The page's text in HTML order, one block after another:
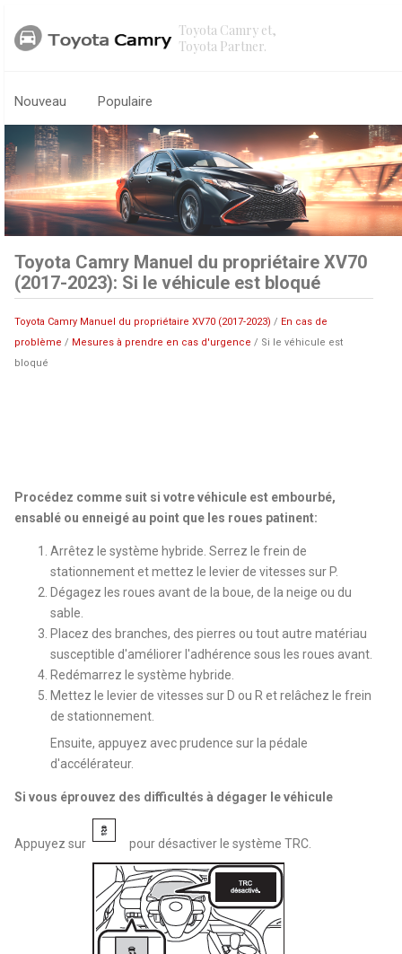
Toyota Camry et,
Toyota Partner.
Nouveau Populaire
Toyota Camry Manuel du propriétaire XV70
(2017-2023): Si le véhicule est bloqué
Toyota Camry Manuel du propriétaire XV70 (2017-2023) / En cas de
problème / Mesures à prendre en cas d'urgence / Si le véhicule est
bloqué
Procédez comme suit si votre véhicule est embourbé,
ensablé ou enneigé au point que les roues patinent:
Arrêtez le système hybride. Serrez le frein de
stationnement et mettez le levier de vitesses sur P.
Dégagez les roues avant de la boue, de la neige ou du
sable.
Placez des branches, des pierres ou tout autre matériau
susceptible d'améliorer l'adhérence sous les roues avant.
Redémarrez le système hybride.
Mettez le levier de vitesses sur D ou R et relâchez le frein
de stationnement.
Ensuite, appuyez avec prudence sur la pédale
d'accélérateur.
Si vous éprouvez des difficultés à dégager le véhicule
Appuyez sur pour désactiver le système TRC.